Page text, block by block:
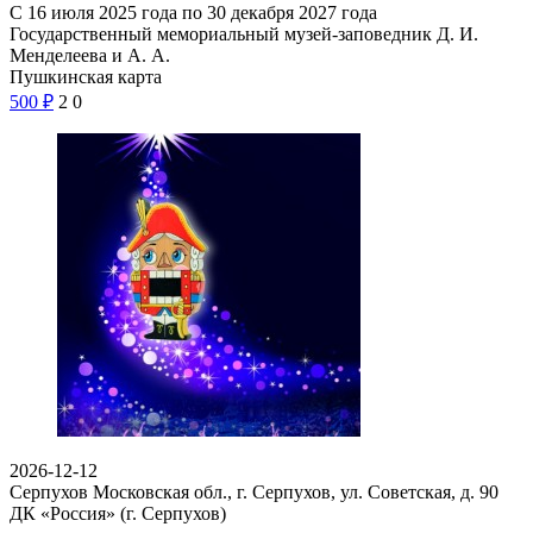
С 16 июля 2025 года по 30 декабря 2027 года
Государственный мемориальный музей-заповедник Д. И.
Менделеева и А. А.
Пушкинская карта
500 ₽ 2 0
2026-12-12
Серпухов Московская обл., г. Серпухов, ул. Советская, д. 90
ДК «Россия» (г. Серпухов)